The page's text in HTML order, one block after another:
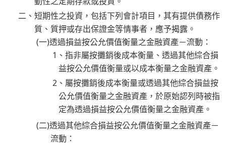
二、短期性之投資，包括下列會計項目，其有提供債務作
質、質押或存出保證金等情事者，應予揭露。
(一)透過損益按公允價值衡量之金融資產－流動：
1、指非屬按攤銷後成本衡量、透過其他綜合損
益按公允價值衡量或以成本衡量之金融資產。
2、屬按攤銷後成本衡量或透過其他綜合損益按
公允價值衡量之金融資產，於原始認列時被指
定為透過損益按公允價值衡量之金融資產。
(二)透過其他綜合損益按公允價值衡量之金融資產－
流動：